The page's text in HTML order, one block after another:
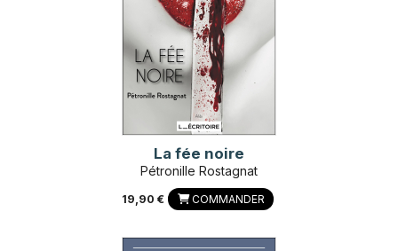
La fée noire
Pétronille Rostagnat
19,90 € COMMANDER